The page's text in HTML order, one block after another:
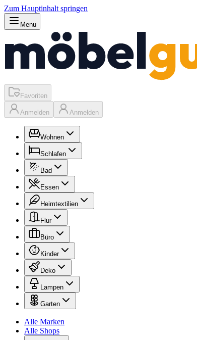
Zum Hauptinhalt springen
Menu
Favoriten
Anmelden Anmelden
Wohnen
Schlafen
Bad
Essen
Heimtextilien
Flur
Büro
Kinder
Deko
Lampen
Garten
Alle Marken
Alle Shops